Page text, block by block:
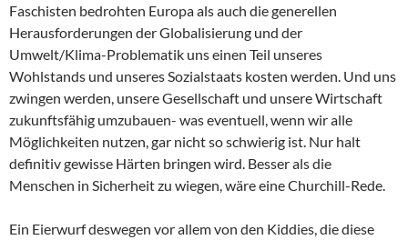
Faschisten bedrohten Europa als auch die generellen
Herausforderungen der Globalisierung und der
Umwelt/Klima-Problematik uns einen Teil unseres
Wohlstands und unseres Sozialstaats kosten werden. Und uns
zwingen werden, unsere Gesellschaft und unsere Wirtschaft
zukunftsfähig umzubauen- was eventuell, wenn wir alle
Möglichkeiten nutzen, gar nicht so schwierig ist. Nur halt
definitiv gewisse Härten bringen wird. Besser als die
Menschen in Sicherheit zu wiegen, wäre eine Churchill-Rede.
Ein Eierwurf deswegen vor allem von den Kiddies, die diese